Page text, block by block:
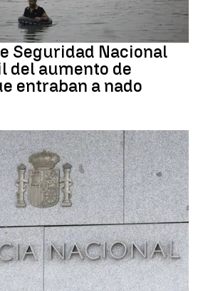
Seguridad Nacional
del aumento de
entraban a nado